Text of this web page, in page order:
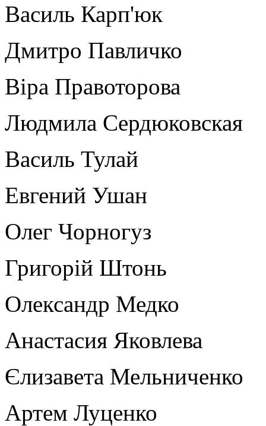
Василь Карп'юк
Дмитро Павличко
Віра Правоторова
Людмила Сердюковская
Василь Тулай
Евгений Ушан
Олег Чорногуз
Григорій Штонь
Олександр Медко
Анастасия Яковлева
Єлизавета Мельниченко
Артем Луценко